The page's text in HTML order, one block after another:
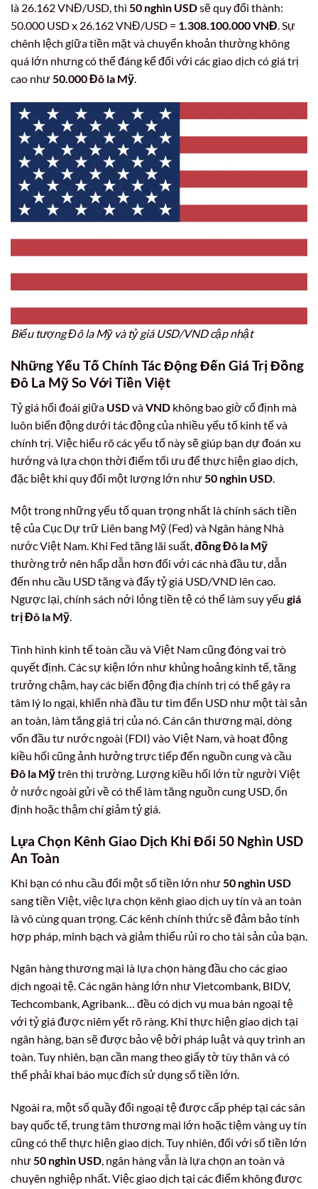
là 26.162 VNĐ/USD, thì 50 nghìn USDsẽ quy đổi thành:
50.000 USD x 26.162 VNĐ/USD = 1.308.100.000 VNĐ. Sự
chênh lệch giữa tiền mặt và chuyển khoản thường không
quá lớn nhưng có thể đáng kể đối với các giao dịch có giá trị
cao như50.000 Đô la Mỹ.
Biểu tượng Đô la Mỹ và tỷ giá USD/VND cập nhật
Những Yếu Tố Chính Tác Động Đến Giá Trị Đồng
Đô La Mỹ So Với Tiền Việt
Tỷ giá hối đoái giữa USDvàVND không bao giờ cố định mà
luôn biến động dưới tác động của nhiều yếu tố kinh tế và
chính trị. Việc hiểu rõ các yếu tố này sẽ giúp bạn dự đoán xu
hướng và lựa chọn thời điểm tối ưu để thực hiện giao dịch,
đặc biệt khi quy đổi một lượng lớn như 50 nghìn USD
Một trong những yếu tố quan trọng nhất là chính sách tiền
tệ của Cục Dự trữ Liên bang Mỹ (Fed) và Ngân hàng Nhà
nước Việt Nam. Khi Fed tăng lãi suất,đồng Đô la Mỹ
thường trở nên hấp dẫn hơn đối với các nhà đầu tư, dẫn
đến nhu cầu USD tăng và đẩy tỷ giá USD/VND lên cao.
Ngược lại, chính sách nới lỏng tiền tệ có thể làm suy yếu giá
trị Đô la Mỹ.
Tình hình kinh tế toàn cầu và Việt Nam cũng đóng vai trò
quyết định. Các sự kiện lớn như khủng hoảng kinh tế, tăng
trưởng chậm, hay các biến động địa chính trị có thể gây ra
tâm lý lo ngại, khiến nhà đầu tư tìm đến USD như một tài sản
an toàn, làm tăng giá trị của nó. Cán cân thương mại, dòng
vốn đầu tư nước ngoài (FDI) vào Việt Nam, và hoạt động
kiều hối cũng ảnh hưởng trực tiếp đến nguồn cung và cầu
Đô la Mỹtrên thị trường. Lượng kiều hối lớn từ người Việt
ở nước ngoài gửi về có thể làm tăng nguồn cung USD, ổn
định hoặc thậm chí giảm tỷ giá.
Lựa Chọn Kênh Giao Dịch Khi Đổi 50 Nghìn USD
An Toàn
Khi bạn có nhu cầu đổi một số tiền lớn như 50 nghìn USD
sang tiền Việt, việc lựa chọn kênh giao dịch uy tín và an toàn
là vô cùng quan trọng. Các kênh chính thức sẽ đảm bảo tính
hợp pháp, minh bạch và giảm thiểu rủi ro cho tài sản của bạn.
Ngân hàng thương mại là lựa chọn hàng đầu cho các giao
dịch ngoại tệ. Các ngân hàng lớn như Vietcombank, BIDV,
Techcombank, Agribank… đều có dịch vụ mua bán ngoại tệ
với tỷ giá được niêm yết rõ ràng. Khi thực hiện giao dịch tại
ngân hàng, bạn sẽ được bảo vệ bởi pháp luật và quy trình an
toàn. Tuy nhiên, bạn cần mang theo giấy tờ tùy thân và có
thể phải khai báo mục đích sử dụng số tiền lớn.
Ngoài ra, một số quầy đổi ngoại tệ được cấp phép tại các sân
bay quốc tế, trung tâm thương mại lớn hoặc tiệm vàng uy tín
cũng có thể thực hiện giao dịch. Tuy nhiên, đối với số tiền lớn
như50 nghìn USD, ngân hàng vẫn là lựa chọn an toàn và
chuyên nghiệp nhất. Việc giao dịch tại các điểm không được